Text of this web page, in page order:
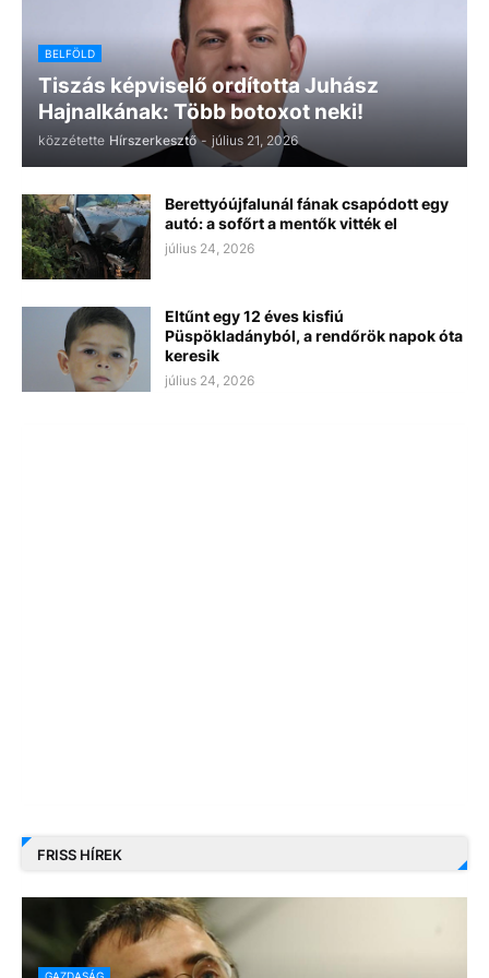
BELFÖLD
Tiszás képviselő ordította Juhász
Hajnalkának: Több botoxot neki!
közzétette Hírszerkesztő - július 21, 2026
Berettyóújfalunál fának csapódott egy
autó: a sofőrt a mentők vitték el
július 24, 2026
Eltűnt egy 12 éves kisfiú
Püspökladányból, a rendőrök napok óta
keresik
július 24, 2026
FRISS HÍREK